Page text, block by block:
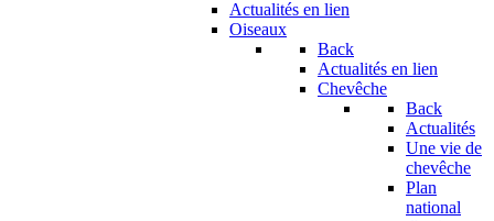
Actualités en lien
Oiseaux
Back
Actualités en lien
Chevêche
Back
Actualités
Une vie de
chevêche
Plan
national